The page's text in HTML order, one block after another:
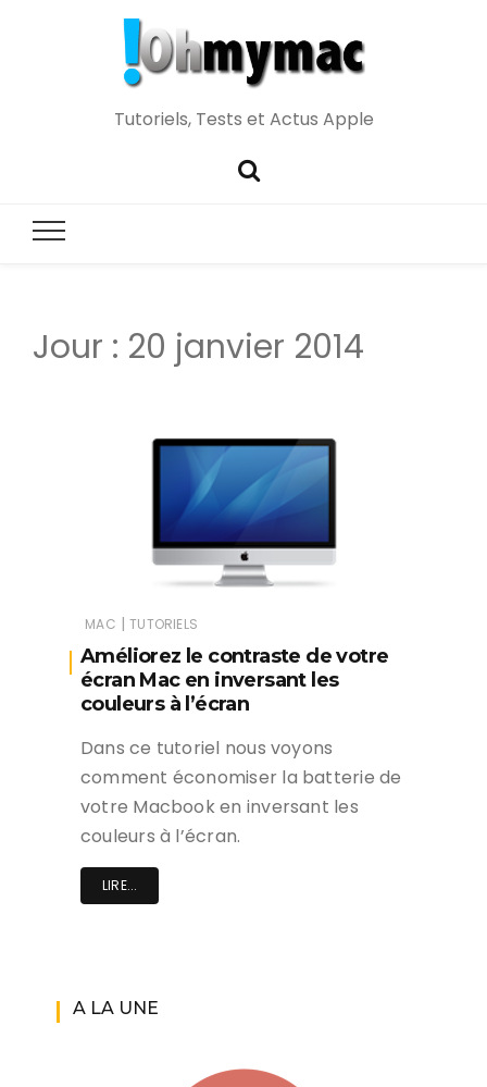
Tutoriels, Tests et Actus Apple
Jour : 20 janvier 2014
MAC | TUTORIELS
Améliorez le contraste de votre
écran Mac en inversant les
couleurs à l’écran
Dans ce tutoriel nous voyons
comment économiser la batterie de
votre Macbook en inversant les
couleurs à l’écran.
LIRE...
A LA UNE